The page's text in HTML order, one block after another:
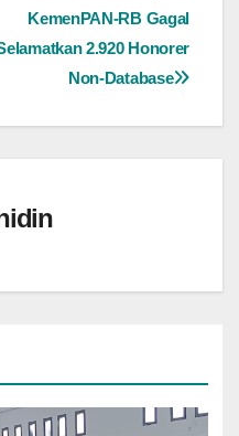
KemenPAN-RB Gagal
2.920 Honorer
Non-Database